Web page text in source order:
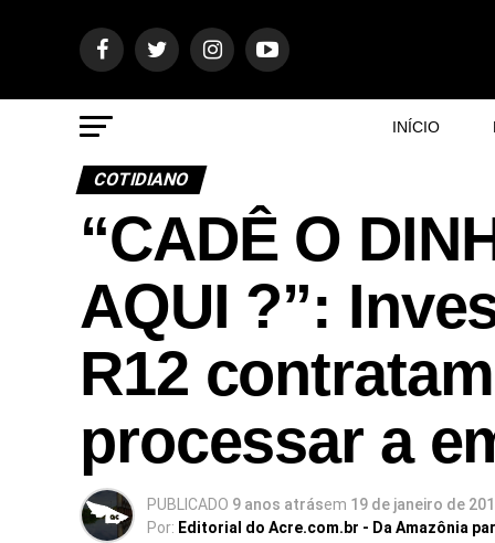
INÍCIO
COTIDIANO
“CADÊ O
AQUI ?”:
R12
processar a
PUBLICADO 9 anos atrásem 19 de janeiro de
Por: Editorial do Acre.com.br - Da Amazônia